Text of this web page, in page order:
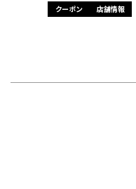
クーポン 店舗情報